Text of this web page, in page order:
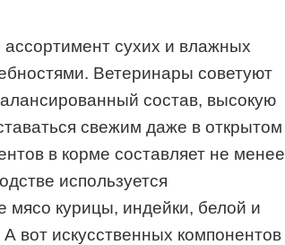
сухих и влажных
Ветеринары советуют
состав, высокую
свежим даже в открытом
в корме составляет не менее
используется
мясо курицы, индейки, белой и
искусственных компонентов